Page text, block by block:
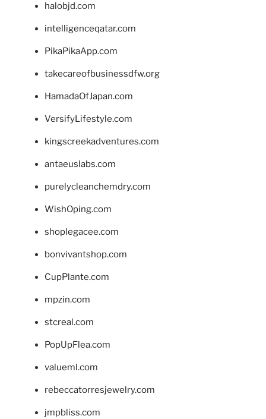
halobjd.com
intelligenceqatar.com
PikaPikaApp.com
takecareofbusinessdfw.org
HamadaOfJapan.com
VersifyLifestyle.com
kingscreekadventures.com
antaeuslabs.com
purelycleanchemdry.com
WishOping.com
shoplegacee.com
bonvivantshop.com
CupPlante.com
mpzin.com
stcreal.com
PopUpFlea.com
valueml.com
rebeccatorresjewelry.com
jmpbliss.com